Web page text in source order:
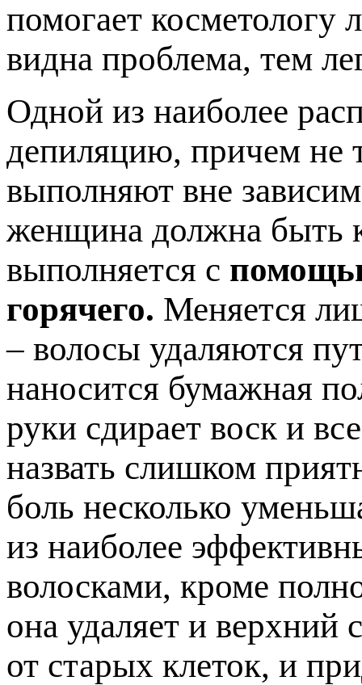
помогает косметологу
видна проблема, тем
Одной из наиболее
депиляцию, причем не
выполняют вне
женщина должна быть
выполняется с
горячего. Меняется
– волосы удаляются
наносится бумажная
руки сдирает воск и
назвать слишком
боль несколько
из наиболее
волосками, кроме
она удаляет и верхний
от старых клеток, и